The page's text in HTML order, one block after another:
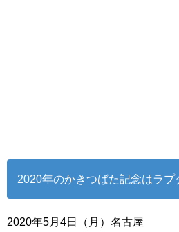
2020年のかきつばた記念はラ
2020年5月4日（月）名古屋